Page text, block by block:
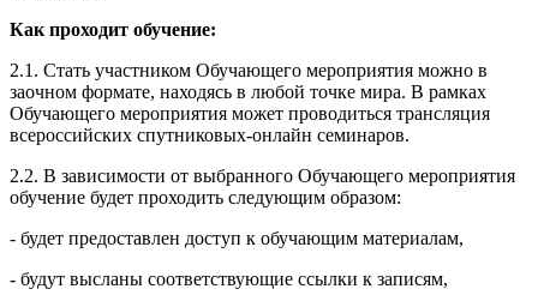
Как проходит обучение:
2.1. Стать участником Обучающего мероприятия можно в
заочном формате, находясь в любой точке мира. В рамках
Обучающего мероприятия может проводиться трансляция
всероссийских спутниковых-онлайн семинаров.
2.2. В зависимости от выбранного Обучающего мероприятия
обучение будет проходить следующим образом:
- будет предоставлен доступ к обучающим материалам,
- будут высланы соответствующие ссылки к записям,